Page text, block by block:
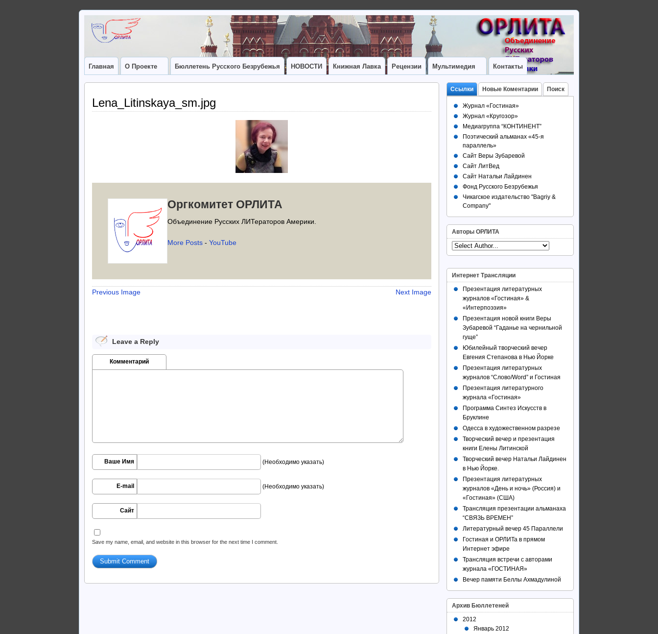
Главная О Проекте Бюллетень Русского Безрубежья НОВОСТИ Книжная Лавка Рецензии Мультимедия Контакты
Lena_Litinskaya_sm.jpg
Оргкомитет ОРЛИТА
Объединение Русских ЛИТераторов Америки.
More Posts - YouTube
Previous Image Next Image
Leave a Reply
Комментарий
Ваше Имя (Необходимо указать)
E-mail (Необходимо указать)
Сайт
Save my name, email, and website in this browser for the next time I comment.
Ссылки Новые Коментарии Поиск
Журнал «Гостиная»
Журнал «Кругозор»
Медиагруппа “КОНТИНЕНТ”
Поэтический альманах «45-я
параллель»
Сайт Веры Зубаревой
Сайт ЛитВед
Сайт Натальи Лайдинен
Фонд Русского Безрубежья
Чикагское издательство "Bagriy &
Company"
Авторы ОРЛИТА
Интернет Трансляции
Презентация литературных
журналов «Гостиная» &
«Интерпоэзия»
Презентация новой книги Веры
Зубаревой “Гаданье на чернильной
гуще”
Юбилейный творческий вечер
Евгения Степанова в Нью Йорке
Презентация литературных
журналов “Слово/Word” и Гостиная
Презентация литературного
журнала «Гостиная»
Программа Синтез Искусств в
Бруклине
Одесса в художественном разрезе
Творческий вечер и презентация
книги Елены Литинской
Творческий вечер Натальи Лайдинен
в Нью Йорке.
Презентация литературных
журналов «День и ночь» (Россия) и
«Гостиная» (США)
Трансляция презентации альманаха
“СВЯЗЬ ВРЕМЕН”
Литературный вечер 45 Параллели
Гостиная и ОРЛИТа в прямом
Интернет эфире
Трансляция встречи с авторами
журнала «ГОСТИНАЯ»
Вечер памяти Беллы Ахмадулиной
Архив Бюллетеней
2012
Январь 2012